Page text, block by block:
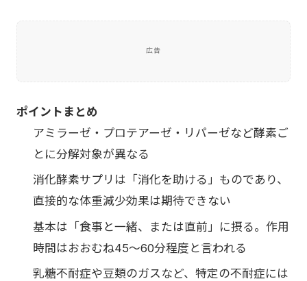
広告
ポイントまとめ
アミラーゼ・プロテアーゼ・リパーゼなど酵素ご
とに分解対象が異なる
消化酵素サプリは「消化を助ける」ものであり、
直接的な体重減少効果は期待できない
基本は「食事と一緒、または直前」に摂る。作用
時間はおおむね45〜60分程度と言われる
乳糖不耐症や豆類のガスなど、特定の不耐症には